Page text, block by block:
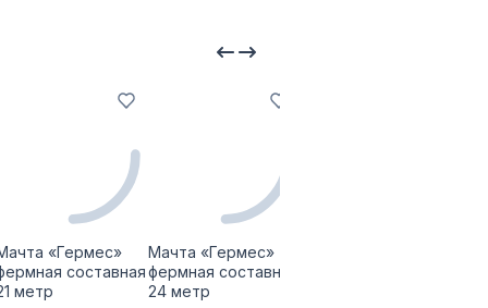
«Гермес»
составная
метр
Мачта «Гермес»
фермная составная
24 метр